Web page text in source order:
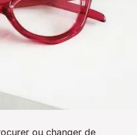
ou changer de